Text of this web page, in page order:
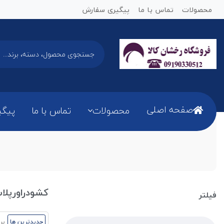
محصولات تماس با ما پیگیری سفارش
صفحه اصلی محصولات تماس با ما
فیلتر
جدیدترین ها